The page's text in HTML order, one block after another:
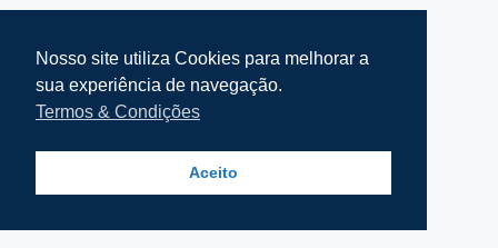
Nosso site utiliza Cookies para melhorar a
sua experiência de navegação.
Termos & Condições
Aceito